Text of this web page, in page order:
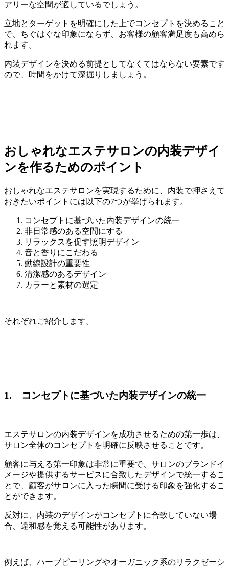
アリーな空間が適しているでしょう。
立地とターゲットを明確にした上でコンセプトを決めること
で、ちぐはぐな印象にならず、お客様の顧客満足度も高めら
れます。
内装デザインを決める前提としてなくてはならない要素です
ので、時間をかけて深掘りしましょう。
おしゃれなエステサロンの内装デザイ
ンを作るためのポイント
おしゃれなエステサロンを実現するために、内装で押さえて
おきたいポイントには以下の7つが挙げられます。
コンセプトに基づいた内装デザインの統一
非日常感のある空間にする
リラックスを促す照明デザイン
音と香りにこだわる
動線設計の重要性
清潔感のあるデザイン
カラーと素材の選定
それぞれご紹介します。
1. コンセプトに基づいた内装デザインの統一
エステサロンの内装デザインを成功させるための第一歩は、
サロン全体のコンセプトを明確に反映させることです。
顧客に与える第一印象は非常に重要で、サロンのブランドイ
メージや提供するサービスに合致したデザインで統一するこ
とで、顧客がサロンに入った瞬間に受ける印象を強化するこ
とができます。
反対に、内装のデザインがコンセプトに合致していない場
合、違和感を覚える可能性があります。
例えば、ハーブピーリングやオーガニック系のリラクゼーシ